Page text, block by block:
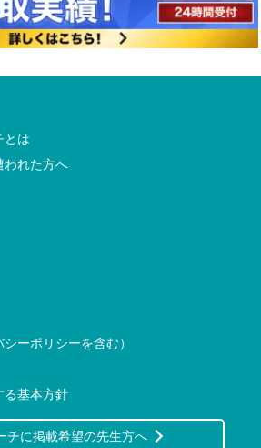
とは
われた方へ
ーポリシーを含む）
る基本方針
チに掲載希望の先生方へ